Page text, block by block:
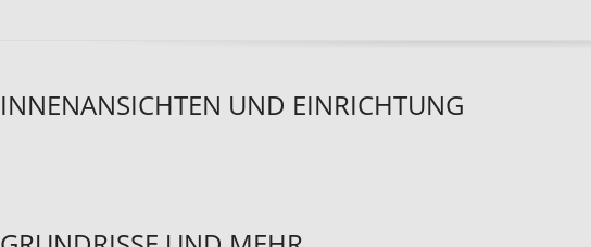
INNENANSICHTEN UND EINRICHTUNG